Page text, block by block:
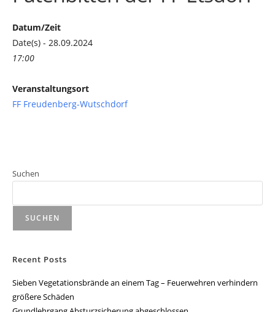
Datum/Zeit
Date(s) - 28.09.2024
17:00
Veranstaltungsort
FF Freudenberg-Wutschdorf
Suchen
SUCHEN
Recent Posts
Sieben Vegetationsbrände an einem Tag – Feuerwehren verhindern
größere Schäden